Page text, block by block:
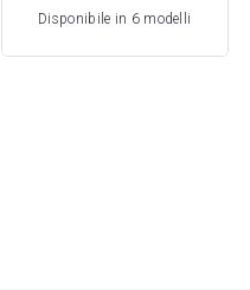
Disponibile in 6 modelli